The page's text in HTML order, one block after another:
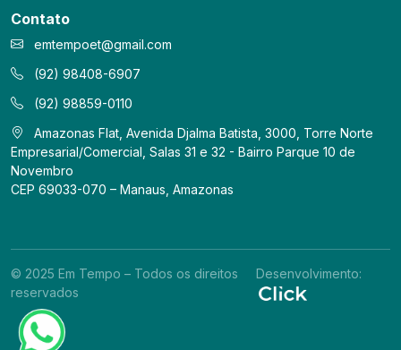
Contato
emtempoet@gmail.com
(92) 98408-6907
(92) 98859-0110
Amazonas Flat, Avenida Djalma Batista, 3000, Torre Norte
Empresarial/Comercial, Salas 31 e 32 - Bairro Parque 10 de
Novembro
CEP 69033-070 – Manaus, Amazonas
© 2025 Em Tempo – Todos os direitos
reservados
Desenvolvimento: